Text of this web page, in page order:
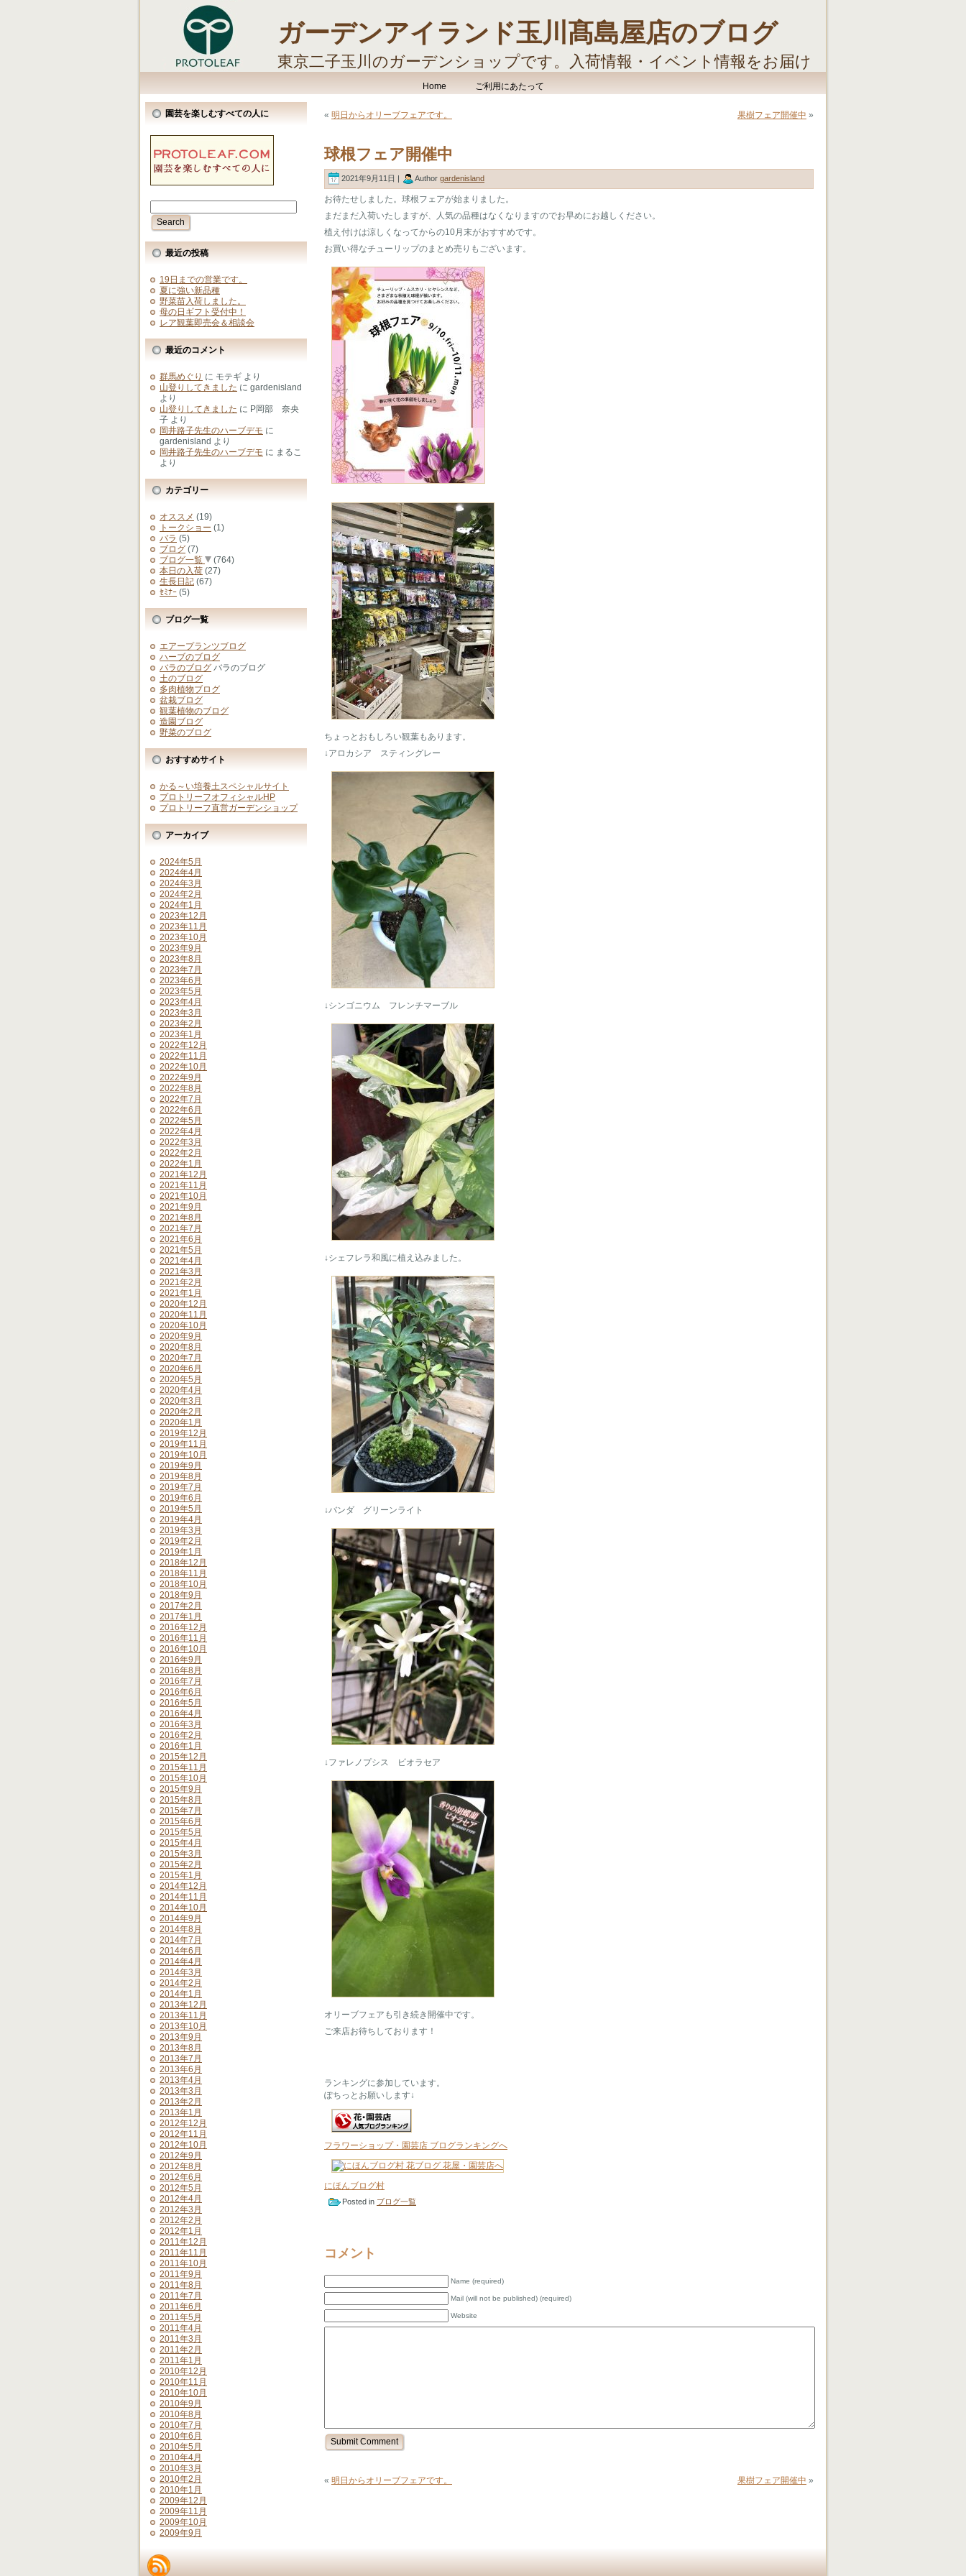
ガーデンアイランド玉川髙島屋店のブログ
東京二子玉川のガーデンショップです。入荷情報・イベント情報をお届け
Home ご利用にあたって
園芸を楽しむすべての人に
最近の投稿
19日までの営業です。
夏に強い新品種
野菜苗入荷しました。
母の日ギフト受付中！
レア観葉即売会＆相談会
最近のコメント
群馬めぐり に モテギ より
山登りしてきました に gardenisland
より
山登りしてきました に P岡部 奈央
子 より
岡井路子先生のハーブデモ に
gardenisland より
岡井路子先生のハーブデモ に まるこ
より
カテゴリー
オススメ (19)
トークショー (1)
バラ (5)
ブログ (7)
ブログ一覧
(764)
本日の入荷 (27)
生長日記 (67)
ｾﾐﾅｰ (5)
ブログ一覧
エアープランツブログ
ハーブのブログ
バラのブログ バラのブログ
土のブログ
多肉植物ブログ
盆栽ブログ
観葉植物のブログ
造園ブログ
野菜のブログ
おすすめサイト
かる～い培養土スペシャルサイト
プロトリーフオフィシャルHP
プロトリーフ直営ガーデンショップ
アーカイブ
2024年5月
2024年4月
2024年3月
2024年2月
2024年1月
2023年12月
2023年11月
2023年10月
2023年9月
2023年8月
2023年7月
2023年6月
2023年5月
2023年4月
2023年3月
2023年2月
2023年1月
2022年12月
2022年11月
2022年10月
2022年9月
2022年8月
2022年7月
2022年6月
2022年5月
2022年4月
2022年3月
2022年2月
2022年1月
2021年12月
2021年11月
2021年10月
2021年9月
2021年8月
2021年7月
2021年6月
2021年5月
2021年4月
2021年3月
2021年2月
2021年1月
2020年12月
2020年11月
2020年10月
2020年9月
2020年8月
2020年7月
2020年6月
2020年5月
2020年4月
2020年3月
2020年2月
2020年1月
2019年12月
2019年11月
2019年10月
2019年9月
2019年8月
2019年7月
2019年6月
2019年5月
2019年4月
2019年3月
2019年2月
2019年1月
2018年12月
2018年11月
2018年10月
2018年9月
2017年2月
2017年1月
2016年12月
2016年11月
2016年10月
2016年9月
2016年8月
2016年7月
2016年6月
2016年5月
2016年4月
2016年3月
2016年2月
2016年1月
2015年12月
2015年11月
2015年10月
2015年9月
2015年8月
2015年7月
2015年6月
2015年5月
2015年4月
2015年3月
2015年2月
2015年1月
2014年12月
2014年11月
2014年10月
2014年9月
2014年8月
2014年7月
2014年6月
2014年4月
2014年3月
2014年2月
2014年1月
2013年12月
2013年11月
2013年10月
2013年9月
2013年8月
2013年7月
2013年6月
2013年4月
2013年3月
2013年2月
2013年1月
2012年12月
2012年11月
2012年10月
2012年9月
2012年8月
2012年6月
2012年5月
2012年4月
2012年3月
2012年2月
2012年1月
2011年12月
2011年11月
2011年10月
2011年9月
2011年8月
2011年7月
2011年6月
2011年5月
2011年4月
2011年3月
2011年2月
2011年1月
2010年12月
2010年11月
2010年10月
2010年9月
2010年8月
2010年7月
2010年6月
2010年5月
2010年4月
2010年3月
2010年2月
2010年1月
2009年12月
2009年11月
2009年10月
2009年9月
« 明日からオリーブフェアです。 果樹フェア開催中 »
球根フェア開催中
2021年9月11日 | Author gardenisland
お待たせしました。球根フェアが始まりました。
まだまだ入荷いたしますが、人気の品種はなくなりますのでお早めにお越しください。
植え付けは涼しくなってからの10月末がおすすめです。
お買い得なチューリップのまとめ売りもございます。
ちょっとおもしろい観葉もあります。
↓アロカシア スティングレー
↓シンゴニウム フレンチマーブル
↓シェフレラ和風に植え込みました。
↓バンダ グリーンライト
↓ファレノプシス ビオラセア
オリーブフェアも引き続き開催中です。
ご来店お待ちしております！
ランキングに参加しています。
ぽちっとお願いします↓
フラワーショップ・園芸店 ブログランキングへ
にほんブログ村
Posted in ブログ一覧
コメント
Name (required)
Mail (will not be published) (required)
Website
« 明日からオリーブフェアです。 果樹フェア開催中 »